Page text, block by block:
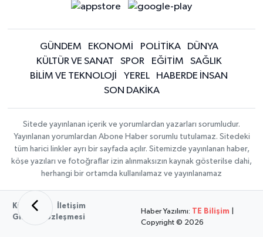
GÜNDEM EKONOMİ POLİTİKA
DÜNYA
KÜLTÜR VE SANAT
SPOR EĞİTİM
SAĞLIK
BİLİM VE TEKNOLOJİ
YEREL
HABERDE İNSAN
SON DAKİKA
Sitede yayınlanan içerik ve yorumlardan yazarları sorumludur.
Yayınlanan yorumlardan Abone Haber sorumlu tutulamaz. Sitedeki
tüm harici linkler ayrı bir sayfada açılır. Sitemizde yayınlanan haber,
köşe yazıları ve fotoğraflar izin alınmaksızın kaynak gösterilse dahi,
herhangi bir ortamda kullanılamaz ve yayınlanamaz
Künye
İletişim
Gizlilik Sözleşmesi
Haber Yazılımı: TE Bilişim
Copyright © 2026